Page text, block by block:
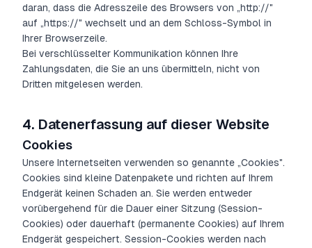
daran, dass die Adresszeile des Browsers von „http://"
auf „https://" wechselt und an dem Schloss-Symbol in
Ihrer Browserzeile.
Bei verschlüsselter Kommunikation können Ihre
Zahlungsdaten, die Sie an uns übermitteln, nicht von
Dritten mitgelesen werden.
4. Datenerfassung auf dieser Website
Cookies
Unsere Internetseiten verwenden so genannte „Cookies".
Cookies sind kleine Datenpakete und richten auf Ihrem
Endgerät keinen Schaden an. Sie werden entweder
vorübergehend für die Dauer einer Sitzung (Session-
Cookies) oder dauerhaft (permanente Cookies) auf Ihrem
Endgerät gespeichert. Session-Cookies werden nach